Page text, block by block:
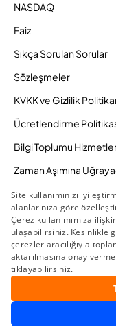
NASDAQ
Faiz
Sıkça Sorulan Sorular
Sözleşmeler
KVKK ve Gizlilik
Ücretlendirme
Bilgi Toplumu
Zaman Aşımına
Duyurular ve
© 2026 Gedik